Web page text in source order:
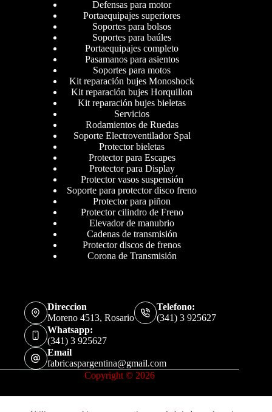
Defensas para motor
Portaequipajes superiores
Soportes para bolsos
Soportes para baúles
Portaequipajes completo
Pasamanos para asientos
Soportes para motos
Kit reparación bujes Monoshock
Kit reparación bujes Horquillon
Kit reparación bujes bieletas
Servicios
Rodamientos de Ruedas
Soporte Electroventilador Spal
Protector bieletas
Protector para Escapes
Protector para Display
Protector vasos suspensión
Soporte para protector disco freno
Protector para piñon
Protector cilindro de Freno
Elevador de manubrio
Cadenas de transmisión
Protector discos de frenos
Corona de Transmisión
Direccion
Moreno 4513, Rosario
Telefono:
(341) 3 925627
Whatsapp:
(341) 3 925627
Email
fabricaspargentina@gmail.com
Copyright © 2026